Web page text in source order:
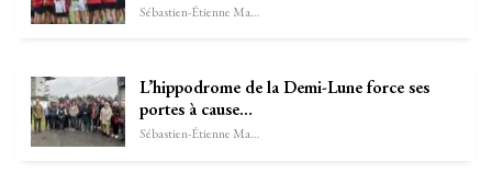
Sébastien-Étienne Marechal
L’hippodrome de la Demi-Lune force ses
portes à cause…
Sébastien-Étienne Marechal